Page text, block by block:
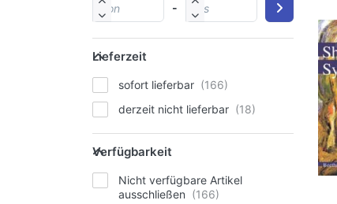
-
Lieferzeit
sofort lieferbar
derzeit nicht lieferbar
Verfügbarkeit
Nicht verfügbare Artikel
ausschließen